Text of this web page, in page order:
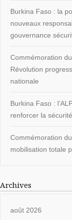
Burkina Faso : la
nouveaux
gouvernance
Commémoration
Révolution
nationale
Burkina Faso :
renforcer la
Commémoration
mobilisation totale
Archives
août 2026